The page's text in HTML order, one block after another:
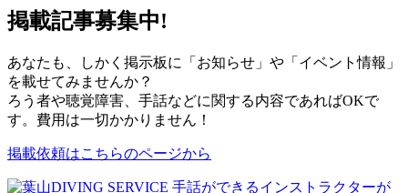
掲載記事募集中!
あなたも、しかく掲示板に「お知らせ」や「イベント情報」
を載せてみませんか？
ろう者や聴覚障害、手話などに関する内容であればOKで
す。費用は一切かかりません！
掲載依頼はこちらのページから